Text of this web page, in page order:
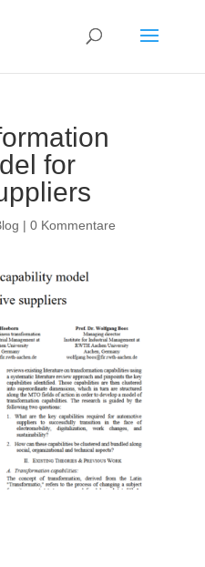
for
| 0 Kommentare